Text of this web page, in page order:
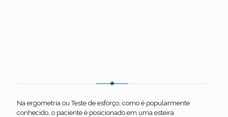
Na ergometria ou Teste de esforço, como é popularmente
conhecido, o paciente é posicionado em uma esteira